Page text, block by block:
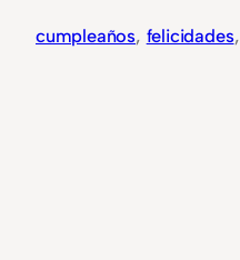
cumpleaños, felicidades,